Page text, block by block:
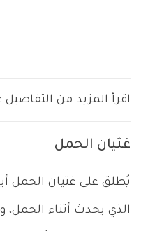
اقرأ المزيد من
غثيان الحمل
يُطلق على غثيان الحمل
الذي يحدث أثناء